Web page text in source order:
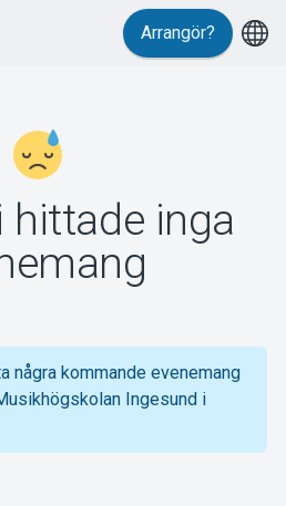
Tickster
Arrangör?
hittade inga
några kommande evenemang
Ingesund i